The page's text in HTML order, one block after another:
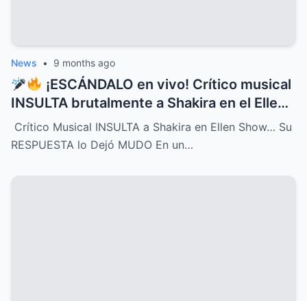
News • 9 months ago
¡ESCÁNDALO en vivo! Crítico musical
INSULTA brutalmente a Shakira en el Ellen
Show, pero la respuesta de la cantante fue
tan contundente y brillante que dejó al
Crítico Musical INSULTA a Shakira en Ellen Show… Su
RESPUESTA lo Dejó MUDO En un…